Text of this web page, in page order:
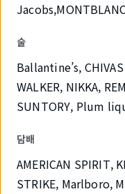
술
Ballantine’s,
WALKER, NIKKA,
SUNTORY, Plum
담배
AMERICAN SPIRIT,
STRIKE, Marlboro,